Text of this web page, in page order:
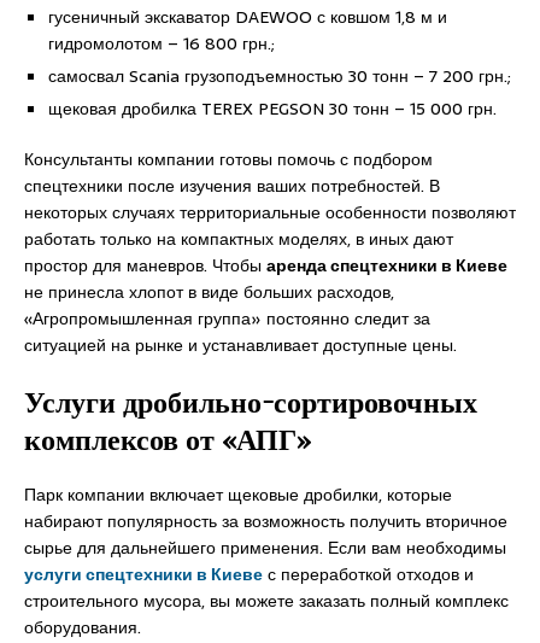
гусеничный экскаватор DAEWOO с ковшом 1,8 м и
гидромолотом – 16 800 грн.;
самосвал Scania грузоподъемностью 30 тонн – 7 200 грн.;
щековая дробилка TEREX PEGSON 30 тонн – 15 000 грн.
Консультанты компании готовы помочь с подбором
спецтехники после изучения ваших потребностей. В
некоторых случаях территориальные особенности позволяют
работать только на компактных моделях, в иных дают
простор для маневров. Чтобыаренда спецтехники в Киеве
не принесла хлопот в виде больших расходов,
«Агропромышленная группа» постоянно следит за
ситуацией на рынке и устанавливает доступные цены.
Услуги дробильно-сортировочных
комплексов от «АПГ»
Парк компании включает щековые дробилки, которые
набирают популярность за возможность получить вторичное
сырье для дальнейшего применения. Если вам необходимы
услуги спецтехники в Киевес переработкой отходов и
строительного мусора, вы можете заказать полный комплекс
оборудования.